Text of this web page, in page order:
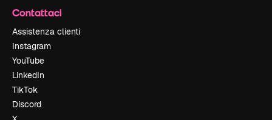
Contattaci
Assistenza clienti
Instagram
YouTube
LinkedIn
TikTok
Discord